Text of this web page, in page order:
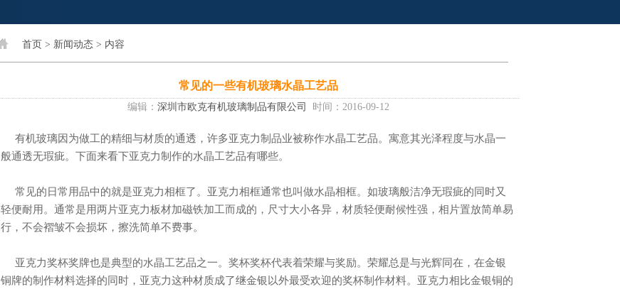
首页 > 新闻动态 > 内容
常见的一些有机玻璃水晶工艺品
编辑： 深圳市欧克有机玻璃制品有限公司 时间：2016-09-12
有机玻璃因为做工的精细与材质的通透，许多亚克力制品业被称作水晶工艺品。寓意其光泽程度与水晶一
般通透无瑕疵。下面来看下亚克力制作的水晶工艺品有哪些。
常见的日常用品中的就是亚克力相框了。亚克力相框通常也叫做水晶相框。如玻璃般洁净无瑕疵的同时又
轻便耐用。通常是用两片亚克力板材加磁铁加工而成的，尺寸大小各异，材质轻便耐候性强，相片置放简单易
行，不会褶皱不会损坏，擦洗简单不费事。
亚克力奖杯奖牌也是典型的水晶工艺品之一。奖杯奖杯代表着荣耀与奖励。荣耀总是与光辉同在，在金银
铜牌的制作材料选择的同时，亚克力这种材质成了继金银以外最受欢迎的奖杯制作材料。亚克力相比金银铜的